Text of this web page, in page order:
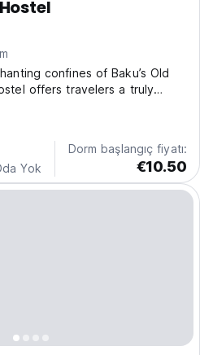
confines of Baku’s Old
offers travelers a truly
and you’ll be
comfort, convenience, and
Yok
Dorm başlangıç fiyatı:
€10.50